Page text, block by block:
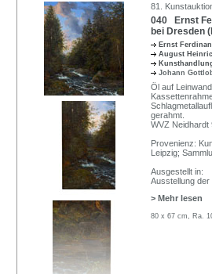
81.
040 Ernst
bei Dresden
Ernst
August
Johann
Öl auf
gerahmt.
WVZ Neidhardt
Provenienz:
Leipzig;
Ausgestellt in:
Ausstellung
> Mehr lesen
80 x 67 cm, Ra.